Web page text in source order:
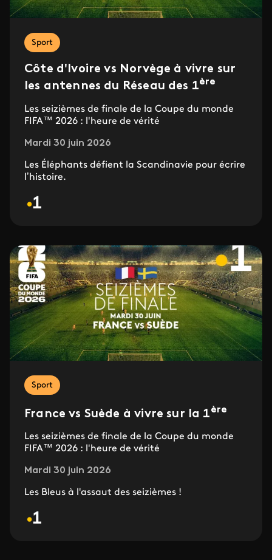
Sport
Côte d'Ivoire vs Norvège à vivre sur
les antennes du Réseau des 1ère
Les seizièmes de finale de la Coupe du monde
FIFA™ 2026 : l'heure de vérité
Mardi 30 juin 2026
Les Éléphants défient la Scandinavie pour écrire
l’histoire.
Sport
France vs Suède à vivre sur la 1ère
Les seizièmes de finale de la Coupe du monde
FIFA™ 2026 : l'heure de vérité
Mardi 30 juin 2026
Les Bleus à l'assaut des seizièmes !